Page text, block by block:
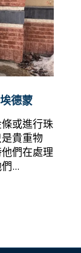
德蒙
或進行珠
貴重物
們在處理
...